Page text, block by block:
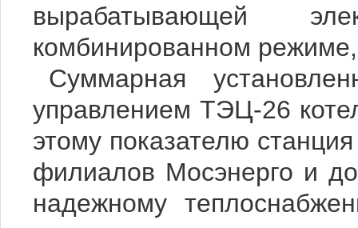
вырабатывающей
комбинированном режиме,
Суммарная
управлением ТЭЦ-26
этому показателю
филиалов Мосэнерго и
надежному